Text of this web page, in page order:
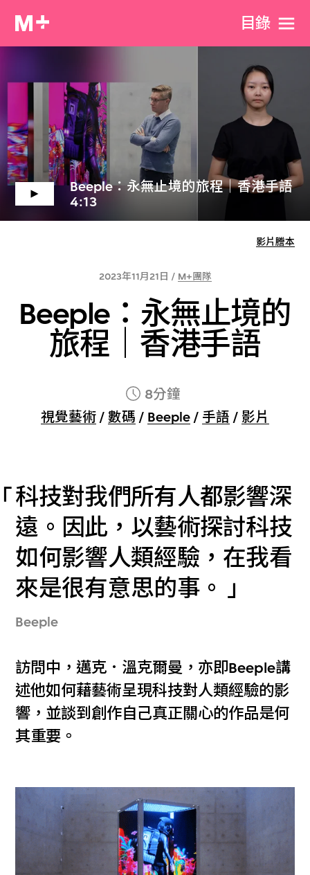
目​錄
Beeple：永無止境的旅程｜香港手語
4:13
影片謄本
2023年11月21日 / M+團隊
Beeple：永無止境的
旅程｜香港手語
8分鐘
視覺藝術 / 數碼 / Beeple / 手語 / 影片
科技對我們所有人都影響深
遠。因此，以藝術探討科技
如何影響人類經驗，在我看
來是很有意思的事。
Beeple
訪問中，邁克．溫克爾曼，亦即Beeple講
述他如何藉藝術呈現科技對人類經驗的影
響，並談到創作自己真正關心的作品是何
其重要。